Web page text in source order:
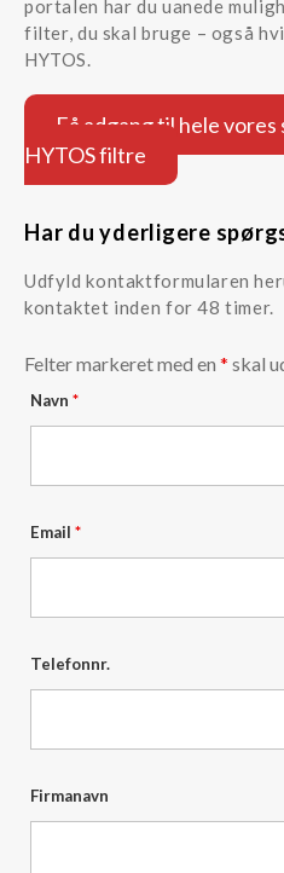
portalen har du uanede
filter, du skal bruge – også
HYTOS.
Få adgang til hele
HYTOS filtre
Har du yderligere
Udfyld kontaktformularen
kontaktet inden for 48 timer.
Felter markeret med en * skal
Navn *
Email *
Telefonnr.
Firmanavn